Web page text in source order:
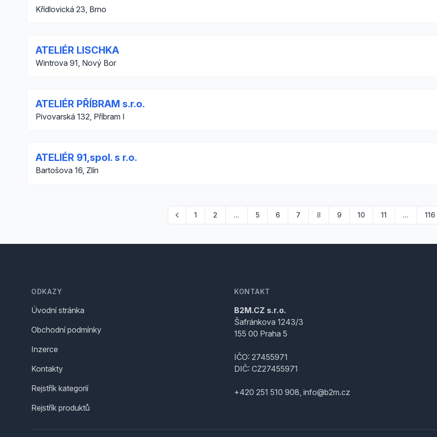
Křídlovická 23, Brno
ATELIÉR LISCHKA
Wintrova 91, Nový Bor
ATELIÉR PŘÍBRAM s.r.o.
Pivovarská 132, Příbram I
ATELIÉR 91,spol. s r.o.
Bartošova 16, Zlín
1 2 ... 5 6 7 8 9 10 11 ... 116
ODKAZY
Úvodní stránka
Obchodní podmínky
Inzerce
Kontakty
Rejstřík kategorií
Rejstřík produktů
KONTAKT
B2M.CZ s.r.o.
Šafránkova 1243/3
155 00 Praha 5
IČO: 27455971
DIČ: CZ27455971
+420 251 510 908, info@b2m.cz